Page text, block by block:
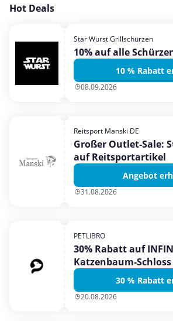
Garten, Haushalt & Tiere
Mobilfunk & Internet
Mode & Accessoires
Shopping
Urlaub & Reise
Hot Deals
Star Wurst Grillschürzen
10% auf alle
10 % Rabatt
08.09.2026
Reitsport Manski DE
Großer Outlet-Sale:
auf Reitsportartikel
Angebot
31.08.2026
PETLIBRO
30% Rabatt auf
Katzenbaum-Schloss
30 % Rabatt
20.08.2026